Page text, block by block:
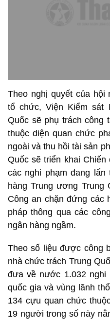
Theo nghị quyết của
tổ chức, Viện Kiểm sát
Quốc sẽ phụ trách công
thuộc diện quan chức
ngoài và thu hồi tài sản
Quốc sẽ triển khai Chiến
các nghi phạm đang
hàng Trung ương
Công an chặn đứng các
pháp thông qua các
ngân hàng ngầm.
Theo số liệu được công
nhà chức trách Trung
đưa về nước 1.032 nghi
quốc gia và vùng lãnh
134 cựu quan chức
19 người trong số này